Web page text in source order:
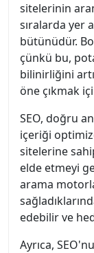
sitelerinin
sıralarda yer
bütünüdür.
çünkü bu,
bilinirliğini
öne çıkmak
SEO, doğru
içeriği
sitelerine
elde etmeyi
arama
edebilir ve
Ayrıca,